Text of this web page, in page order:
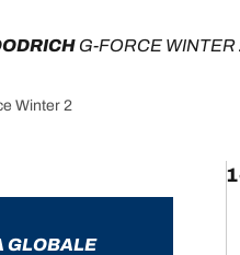
G-FORCE WINTER
Winter 2
GLOBALE